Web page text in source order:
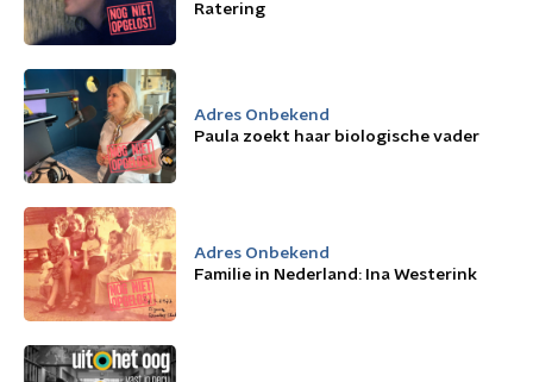
Ratering
Adres Onbekend
Paula zoekt haar biologische vader
Adres Onbekend
Familie in Nederland: Ina Westerink